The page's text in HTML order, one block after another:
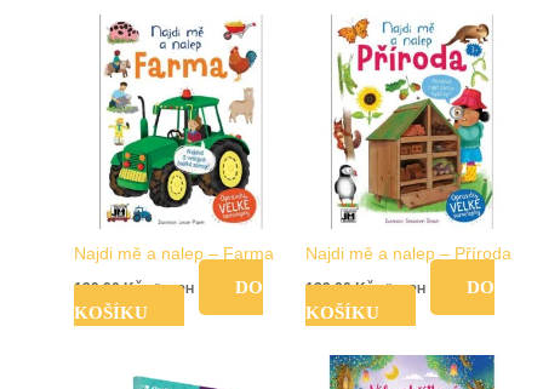
Najdi mě a nalep – Farma
129,00Kč vč. DPH
DO
KOŠÍKU
Najdi mě a nalep – Příroda
129,00Kč vč. DPH
DO
KOŠÍKU